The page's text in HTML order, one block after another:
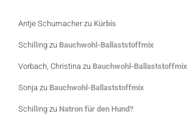
Antje Schumacherzu Kürbis
Schilling zu Bauchwohl-Ballaststoffmix
Vorbach, Christina zu Bauchwohl-Ballaststoffmix
Sonja zu Bauchwohl-Ballaststoffmix
Schilling zu Natron für den Hund?